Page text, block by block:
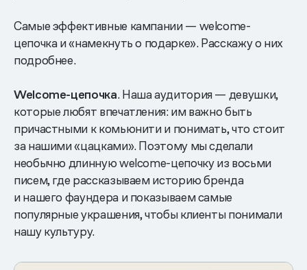
Самые эффективные кампании — welcome-
цепочка и «намекнуть о подарке». Расскажу о них
подробнее.
Welcome-цепочка. Наша аудитория — девушки,
которые любят впечатления: им важно быть
причастными к комьюнити и понимать, что стоит
за нашими «цацками». Поэтому мы сделали
необычно длинную welcome-цепочку из восьми
писем, где рассказываем историю бренда
и нашего фаундера и показываем самые
популярные украшения, чтобы клиенты понимали
нашу культуру.